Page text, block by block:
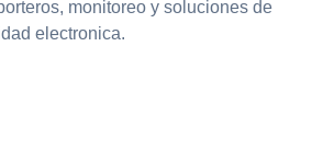
monitoreo y soluciones de
electronica.